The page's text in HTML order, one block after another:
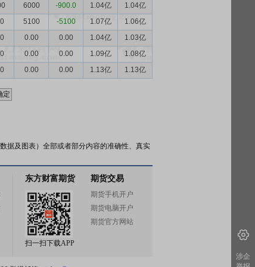
6000 -900.0 1.04亿
1.04亿
5100 -5100 1.07亿
1.06亿
0.00 0.00 1.04亿
1.03亿
0.00 0.00 1.09亿
1.08亿
0.00 0.00 1.13亿 1.13亿
据及图表）全部或者部分内容的准确性、真实
东方财富期货
扫一扫下载APP
期货交易
期货手机开户
期货电脑开户
期货官方网站
涉企